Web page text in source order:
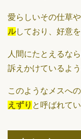
愛らしいその仕草や
ルしており、好意
人間にたとえるな
訴えかけているよう
このようなメスへ
えずり と呼ばれてい